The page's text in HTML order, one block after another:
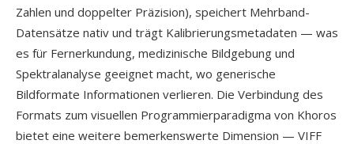
Zahlen und doppelter Präzision), speichert Mehrband-
Datensätze nativ und trägt Kalibrierungsmetadaten — was
es für Fernerkundung, medizinische Bildgebung und
Spektralanalyse geeignet macht, wo generische
Bildformate Informationen verlieren. Die Verbindung des
Formats zum visuellen Programmierparadigma von Khoros
bietet eine weitere bemerkenswerte Dimension — VIFF